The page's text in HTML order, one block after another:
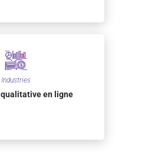
Industries
qualitative en ligne